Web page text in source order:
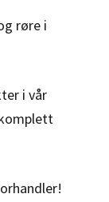
røre i
i vår